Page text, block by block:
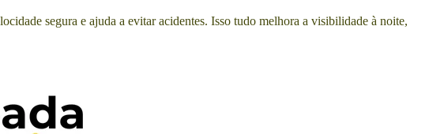
segura e ajuda a evitar acidentes. Isso tudo melhora a visibilidade à noite,